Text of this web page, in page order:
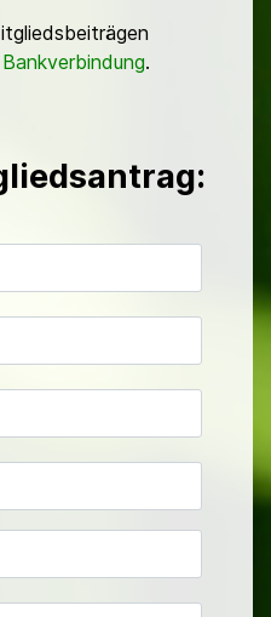
Bankverbindung.